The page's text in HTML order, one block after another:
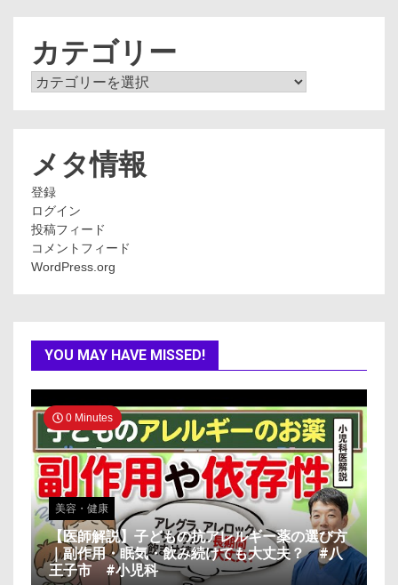
カテゴリー
カ
メタ情報
登録
ログイン
投稿フィード
コメントフィード
WordPress.org
YOU MAY HAVE MISSED!
0 Minutes
美容・健康
【医師解説】子どもの抗アレルギー薬の選び方
｜副作用・眠気・飲み続けても大丈夫？ #八
王子市 #小児科